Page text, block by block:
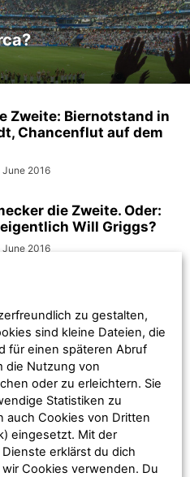
Zweite: Biernotstand in
Chancenflut auf dem
June 2016
die Zweite. Oder:
Will Griggs?
June 2016
gegen Polen und die
ins...
June 2016
packt den Lille-
aus
June 2016
zu gestalten,
sind kleine Dateien, die
für einen späteren Abruf
die Nutzung von
oder zu erleichtern. Sie
Statistiken zu
auch Cookies von Dritten
eingesetzt. Mit der
erklärst du dich
Cookies verwenden. Du